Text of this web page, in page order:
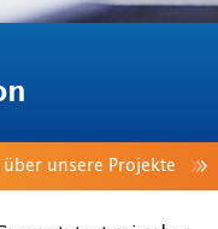
unsere Projekte